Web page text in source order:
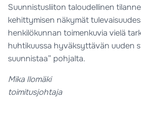
Suunnistusliiton taloudellinen
kehittymisen näkymät
henkilökunnan toimenkuvia vielä
huhtikuussa hyväksyttävän uuden
suunnistaa” pohjalta.
Mika Ilomäki
toimitusjohtaja